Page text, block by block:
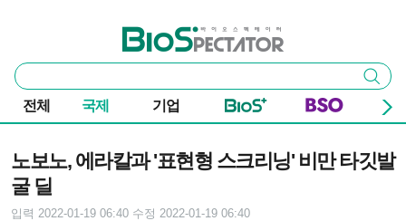
바이오스펙테이터
통
합
검
색
검색
전체 국제 기업
노보노, 에라칼과 '표현형 스크리닝' 비만 타깃발
굴 딜
입력 2022-01-19 06:40 수정 2022-01-19 06:40